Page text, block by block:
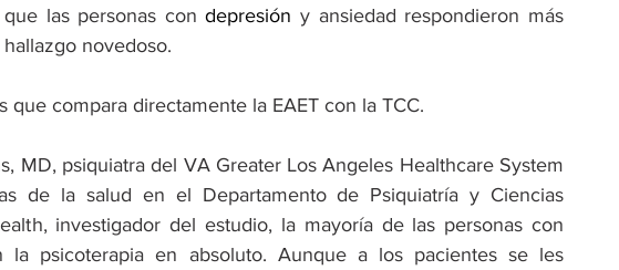
que las personas con depresión y ansiedad respondieron más
novedoso.
que compara directamente la EAET con la TCC.
MD, psiquiatra del VA Greater Los Angeles Healthcare System
de la salud en el Departamento de Psiquiatría y Ciencias
investigador del estudio, la mayoría de las personas con
la psicoterapia en absoluto. Aunque a los pacientes se les